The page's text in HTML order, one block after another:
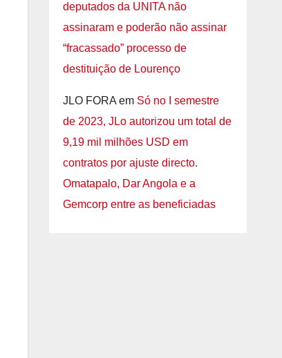
deputados da UNITA não
assinaram e poderão não assinar
“fracassado” processo de
destituição de Lourenço
JLO FORAem Só no I semestre
de 2023, JLo autorizou um total de
9,19 mil milhões USD em
contratos por ajuste directo.
Omatapalo, Dar Angola e a
Gemcorp entre as beneficiadas